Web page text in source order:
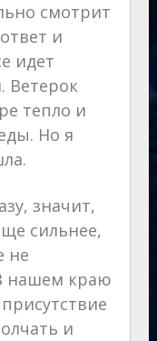
смотрит
и
идет
Ветерок
тепло и
Но я
значит,
сильнее,
не
нашем краю
и